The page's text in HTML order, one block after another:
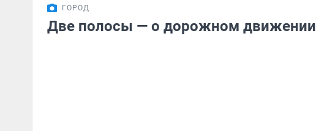
ГОРОД
Две полосы — о дорожном движении